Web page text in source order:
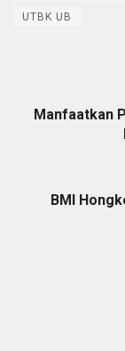
UTBK UB
Manfaatkan
BMI